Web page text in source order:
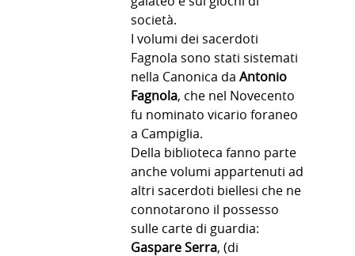
società.
I volumi dei sacerdoti
Fagnola sono stati sistemati
nella Canonica da Antonio
Fagnola, che nel Novecento
fu nominato vicario foraneo
a Campiglia.
Della biblioteca fanno parte
anche volumi appartenuti ad
altri sacerdoti biellesi che ne
connotarono il possesso
sulle carte di guardia:
Gaspare Serra, (di